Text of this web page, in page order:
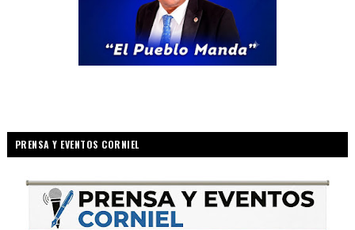
PRENSA Y EVENTOS CORNIEL